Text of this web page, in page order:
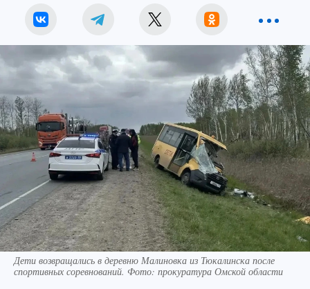
Дети возвращались в деревню Малиновка из Тюкалинска после
спортивных соревнований. Фото: прокуратура Омской области